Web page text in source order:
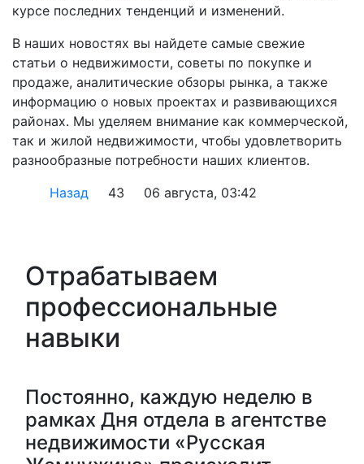
курсе последних тенденций и изменений.
В наших новостях вы найдете самые свежие
статьи о недвижимости, советы по покупке и
продаже, аналитические обзоры рынка, а также
информацию о новых проектах и развивающихся
районах. Мы уделяем внимание как коммерческой,
так и жилой недвижимости, чтобы удовлетворить
разнообразные потребности наших клиентов.
Назад
43 06 августа, 03:42
Отрабатываем
профессиональные
навыки
Постоянно, каждую неделю в
рамках Дня отдела в агентстве
недвижимости «Русская